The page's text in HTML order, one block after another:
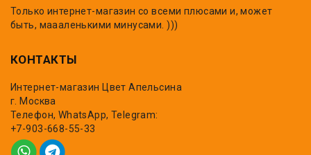
Только интернет-магазин со всеми плюсами и, может
быть, маааленькими минусами. )))
КОНТАКТЫ
Интернет-магазин Цвет Апельсина
г. Москва
Телефон, WhatsApp, Telegram:
+7-903-668-55-33